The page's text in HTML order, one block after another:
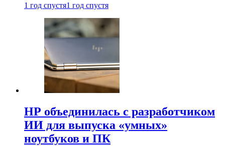
1 год спустя1 год спустя
HP объединилась с разработчиком
ИИ для выпуска «умных»
ноутбуков и ПК